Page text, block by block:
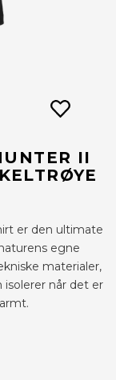
II
er den ultimate
egne
materialer,
når det er